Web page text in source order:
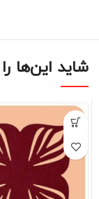
شاید این‌ها